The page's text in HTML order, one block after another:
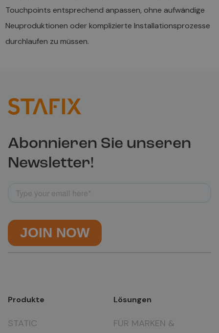
Touchpoints entsprechend anpassen, ohne aufwändige
Neuproduktionen oder komplizierte Installationsprozesse
durchlaufen zu müssen.
Abonnieren Sie unseren
Newsletter!
Produkte
STATIC
Lösungen
FÜR MARKEN &